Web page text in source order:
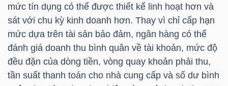
mức tín dụng có thể được thiết kế linh hoạt hơn và
sát với chu kỳ kinh doanh hơn. Thay vì chỉ cấp hạn
mức dựa trên tài sản bảo đảm, ngân hàng có thể
đánh giá doanh thu bình quân về tài khoản, mức độ
đều đặn của dòng tiền, vòng quay khoản phải thu,
tần suất thanh toán cho nhà cung cấp và số dư bình
SỨC
KHỎE